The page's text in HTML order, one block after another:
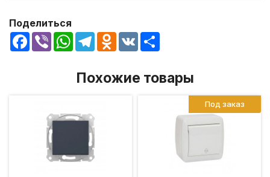
Поделиться
Facebook
Viber WhatsApp
TelegramOdnoklassniki
VK
Похожие товары
Под заказ